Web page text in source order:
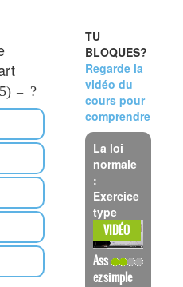
) = ?
TU
BLOQUES?
Regarde la
vidéo du
cours pour
comprendre
La loi
normale
:
Exercice
type
VOIR LA
VIDÉO
Ass
ez simple